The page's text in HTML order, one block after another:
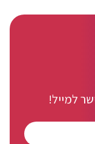
למייל!